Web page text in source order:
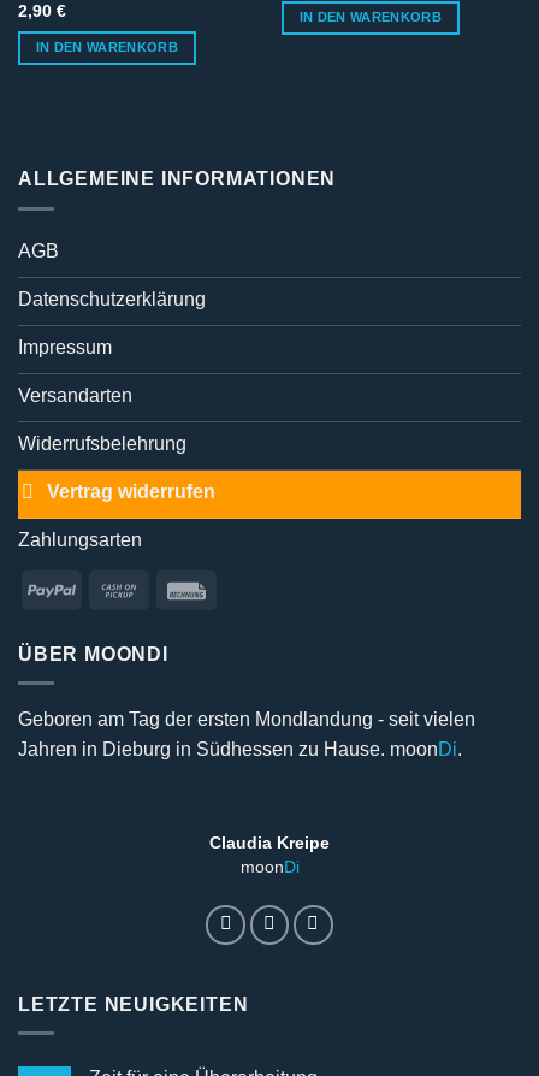
2,90 €
IN DEN WARENKORB
IN DEN WARENKORB
ALLGEMEINE INFORMATIONEN
AGB
Datenschutzerklärung
Impressum
Versandarten
Widerrufsbelehrung
Vertrag widerrufen
Zahlungsarten
PayPal
Cash
Pickup
ÜBER MOONDI
Geboren am Tag der ersten Mondlandung - seit vielen
Jahren in Dieburg in Südhessen zu Hause. moonDi.
Claudia Kreipe
moon Di
LETZTE NEUIGKEITEN